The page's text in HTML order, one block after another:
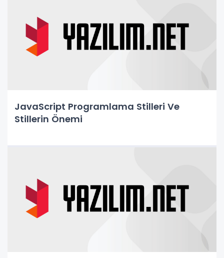
JavaScript Programlama Stilleri Ve
Stillerin Önemi